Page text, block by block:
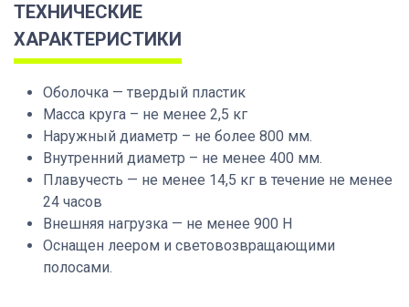
ТЕХНИЧЕСКИЕ
ХАРАКТЕРИСТИКИ
Оболочка — твердый пластик
Масса круга – не менее 2,5 кг
Наружный диаметр – не более 800 мм.
Внутренний диаметр – не менее 400 мм.
Плавучесть — не менее 14,5 кг в течение не менее
24 часов
Внешняя нагрузка — не менее 900 Н
Оснащен леером и световозвращающими
полосами.